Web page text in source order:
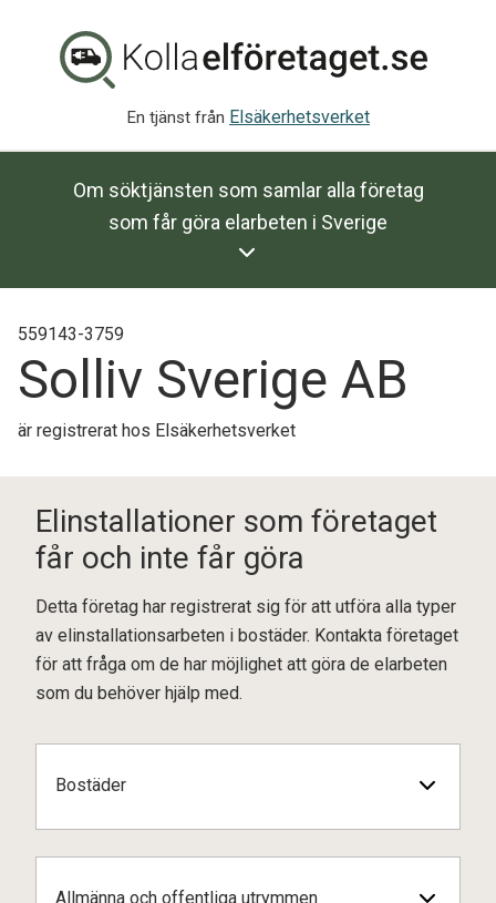
En tjänst från Elsäkerhetsverket
Om söktjänsten som samlar alla företag
som får göra elarbeten i Sverige
559143-3759
Solliv Sverige AB
är registrerat hos Elsäkerhetsverket
Elinstallationer som företaget
får och inte får göra
Detta företag har registrerat sig för att utföra alla typer
av elinstallationsarbeten i bostäder. Kontakta företaget
för att fråga om de har möjlighet att göra de elarbeten
som du behöver hjälp med.
Bostäder
Allmänna och offentliga utrymmen